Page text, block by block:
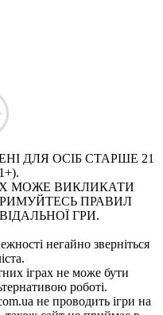
ДЛЯ ОСІБ СТАРШЕ 21
МОЖЕ ВИКЛИКАТИ
ПРАВИЛ
ГРИ.
негайно зверніться
іграх не може бути
роботі.
не проводить ігри на